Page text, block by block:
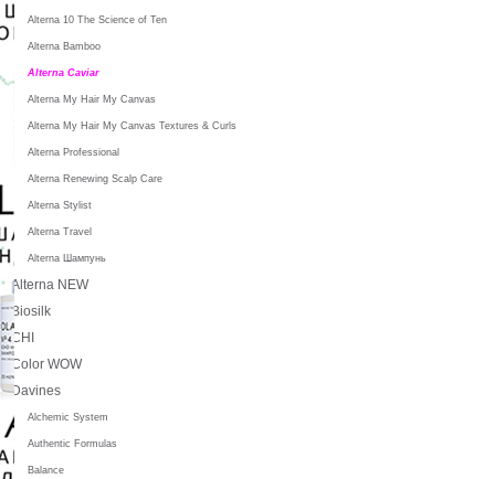
Alterna 10 The Science of Ten
Alterna Bamboo
Alterna Caviar
Alterna My Hair My Canvas
Alterna My Hair My Canvas Textures & Curls
Alterna Professional
Alterna Renewing Scalp Care
Alterna Stylist
Alterna Travel
Alterna Шампунь
Alterna NEW
Biosilk
CHI
Color WOW
Davines
Alchemic System
Authentic Formulas
Balance